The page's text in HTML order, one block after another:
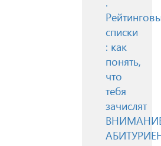
списки
: как
понять,
что
тебя
зачислят